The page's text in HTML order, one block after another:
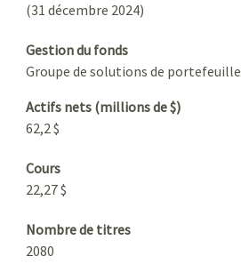
(31 décembre 2024)
Gestion du fonds
Groupe de solutions de portefeuille
Actifs nets (millions de $)
62,2 $
Cours
22,27 $
Nombre de titres
2080